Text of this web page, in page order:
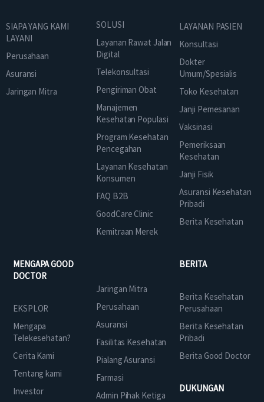
SIAPA YANG KAMI
LAYANI
Perusahaan
Asuransi
Jaringan Mitra
SOLUSI
Layanan Rawat Jalan
Digital
Telekonsultasi
Pengiriman Obat
Manajemen
Kesehatan Populasi
Program Kesehatan
Pencegahan
Layanan Kesehatan
Konsumen
FAQ B2B
GoodCare Clinic
Kemitraan Merek
LAYANAN PASIEN
Konsultasi
Dokter
Umum/Spesialis
Toko Kesehatan
Janji Pemesanan
Vaksinasi
Pemeriksaan
Kesehatan
Janji Fisik
Asuransi Kesehatan
Pribadi
Berita Kesehatan
MENGAPA GOOD
DOCTOR
EKSPLOR
Mengapa
Telekesehatan?
Cerita Kami
Tentang kami
Investor
Jaringan Mitra
Perusahaan
Asuransi
Fasilitas Kesehatan
Pialang Asuransi
Farmasi
Admin Pihak Ketiga
BERITA
Berita Kesehatan
Perusahaan
Berita Kesehatan
Pribadi
Berita Good Doctor
DUKUNGAN